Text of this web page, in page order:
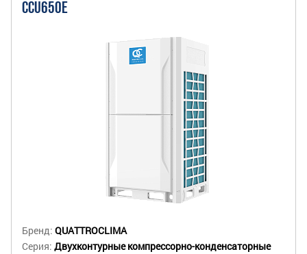
CCU650E
Бренд: QUATTROCLIMA
Серия: Двухконтурные компрессорно-конденсаторные